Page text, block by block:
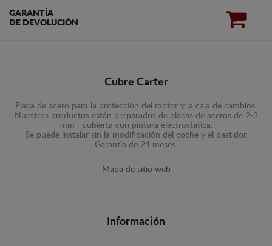
GARANTÍA
DE DEVOLUCIÓN
Cubre Carter
Placa de acero para la protección del motor y la caja de cambios.
Nuestros productos están preparados de placas de aceros de 2-3
mm - cubierta con pintura electrostática.
Se puede instalar sin la modificación del coche y el bastidor.
Garantía de 24 meses.
Mapa de sitio web
Información